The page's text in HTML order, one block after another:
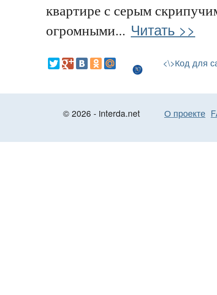
квартире с серым
огромными... Читать >>
<\>Код для
© 2026 - interda.net О проекте